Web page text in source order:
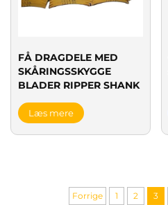
FÅ DRAGDELE MED
SKÅRINGSSKYGGE
BLADER RIPPER SHANK
Læs mere
Forrige 1 2 3